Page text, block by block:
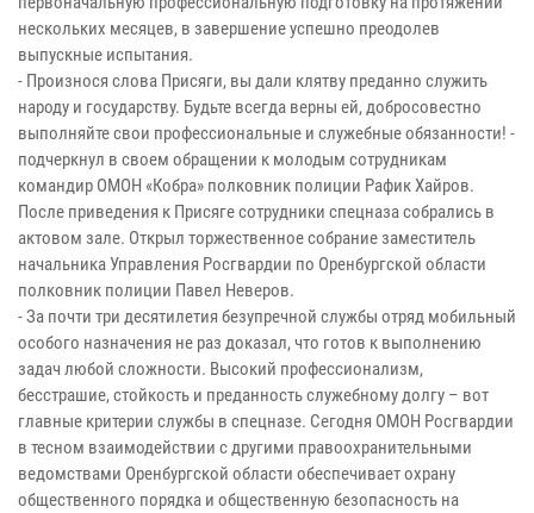
нескольких месяцев, в завершение успешно преодолев
выпускные испытания.
- Произнося слова Присяги, вы дали клятву преданно служить
народу и государству. Будьте всегда верны ей, добросовестно
выполняйте свои профессиональные и служебные обязанности! -
подчеркнул в своем обращении к молодым сотрудникам
командир ОМОН «Кобра» полковник полиции Рафик Хайров.
После приведения к Присяге сотрудники спецназа собрались в
актовом зале. Открыл торжественное собрание заместитель
начальника Управления Росгвардии по Оренбургской области
полковник полиции Павел Неверов.
- За почти три десятилетия безупречной службы отряд мобильный
особого назначения не раз доказал, что готов к выполнению
задач любой сложности. Высокий профессионализм,
бесстрашие, стойкость и преданность служебному долгу – вот
главные критерии службы в спецназе. Сегодня ОМОН Росгвардии
в тесном взаимодействии с другими правоохранительными
ведомствами Оренбургской области обеспечивает охрану
общественного порядка и общественную безопасность на